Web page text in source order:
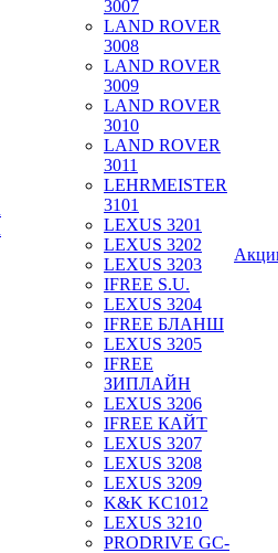
3007
LAND ROVER
3008
LAND ROVER
3009
LAND ROVER
3010
LAND ROVER
3011
LEHRMEISTER
3101
LEXUS 3201
LEXUS 3202
LEXUS 3203
IFREE S.U.
LEXUS 3204
IFREE БЛАНШ
LEXUS 3205
IFREE
ЗИПЛАЙН
LEXUS 3206
IFREE КАЙТ
LEXUS 3207
LEXUS 3208
LEXUS 3209
K&K KC1012
LEXUS 3210
PRODRIVE GC-